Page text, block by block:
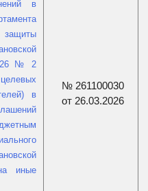
в
№ 2
в
иные
№ 261100030
от 26.03.2026